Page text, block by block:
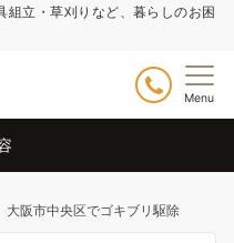
立・草刈りなど、暮らしのお困
Menu
大阪市中央区でゴキブリ駆除